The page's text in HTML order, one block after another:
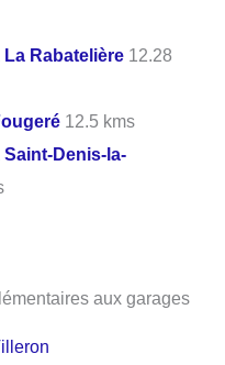
La Rabatelière 12.28
12.5 kms
Saint-Denis-la-
aux garages